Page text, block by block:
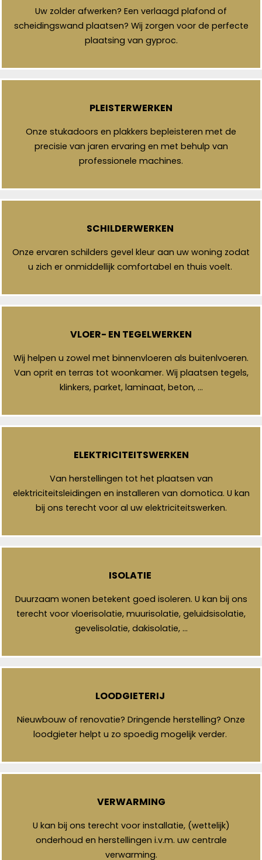
Uw zolder afwerken? Een verlaagd plafond of
scheidingswand plaatsen? Wij zorgen voor de perfecte
plaatsing van gyproc.
PLEISTERWERKEN
Onze stukadoors en plakkers bepleisteren met de
precisie van jaren ervaring en met behulp van
professionele machines.
SCHILDERWERKEN
Onze ervaren schilders gevel kleur aan uw woning zodat
u zich er onmiddellijk comfortabel en thuis voelt.
VLOER- EN TEGELWERKEN
Wij helpen u zowel met binnenvloeren als buitenlvoeren.
Van oprit en terras tot woonkamer. Wij plaatsen tegels,
klinkers, parket, laminaat, beton, …
ELEKTRICITEITSWERKEN
Van herstellingen tot het plaatsen van
elektriciteitsleidingen en installeren van domotica. U kan
bij ons terecht voor al uw elektriciteitswerken.
ISOLATIE
Duurzaam wonen betekent goed isoleren. U kan bij ons
terecht voor vloerisolatie, muurisolatie, geluidsisolatie,
gevelisolatie, dakisolatie, …
LOODGIETERIJ
Nieuwbouw of renovatie? Dringende herstelling? Onze
loodgieter helpt u zo spoedig mogelijk verder.
VERWARMING
U kan bij ons terecht voor installatie, (wettelijk)
onderhoud en herstellingen i.v.m. uw centrale
verwarming.